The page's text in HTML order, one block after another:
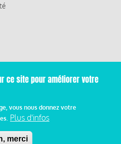
- Réalisé parCafffeine
générale d’utilisation et
ce site pour améliorer votre
vous nous donnez votre
Plus d'infos
merci